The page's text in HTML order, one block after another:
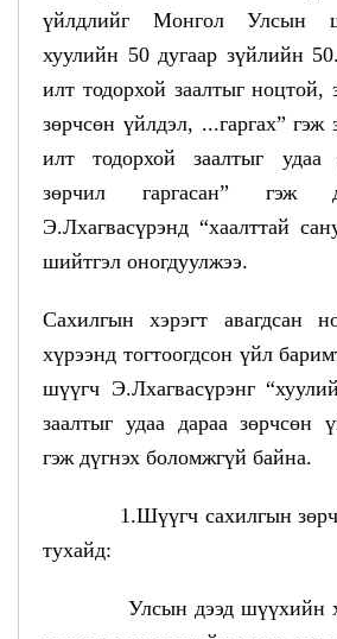
үйлдлийг Монгол Улсын
хуулийн 50 дугаар зүйлийн
илт тодорхой заалтыг ноцтой,
зөрчсөн үйлдэл, ...гаргах” гэж
илт тодорхой заалтыг удаа
зөрчил гаргасан” гэж
Э.Лхагвасүрэнд “хаалттай
шийтгэл оногдуулжээ.
Сахилгын хэрэгт авагдсан
хүрээнд тогтоогдсон үйл
шүүгч Э.Лхагвасүрэнг
заалтыг удаа дараа зөрчсөн
гэж дүгнэх боломжгүй байна.
1.Шүүгч сахилгын зөрчил
тухайд:
Улсын дээд шүүхийн